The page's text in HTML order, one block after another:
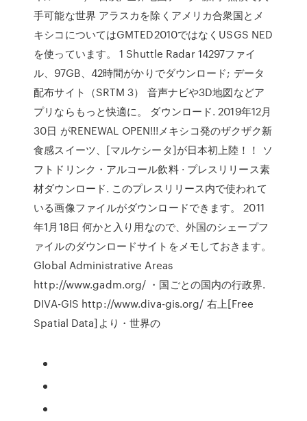
手可能な世界 アラスカを除くアメリカ合衆国とメ
キシコについてはGMTED2010ではなくUSGS NED
を使っています。 1 Shuttle Radar 14297ファイ
ル、97GB、42時間がかりでダウンロード; データ
配布サイト（SRTM 3） 音声ナビや3D地図などア
プリならもっと快適に。 ダウンロード. 2019年12月
30日 がRENEWAL OPEN!!!メキシコ発のザクザク新
食感スイーツ、[マルケシータ]が日本初上陸！！ ソ
フトドリンク・アルコール飲料 · プレスリリース素
材ダウンロード. このプレスリリース内で使われて
いる画像ファイルがダウンロードできます。 2011
年1月18日 何かと入り用なので、外国のシェープフ
ァイルのダウンロードサイトをメモしておきます。
Global Administrative Areas
http://www.gadm.org/ ・国ごとの国内の行政界.
DIVA-GIS http://www.diva-gis.org/ 右上[Free
Spatial Data]より・世界の